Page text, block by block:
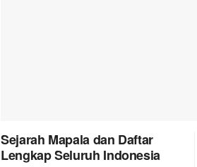
Sejarah Mapala dan Daftar
Lengkap Seluruh Indonesia